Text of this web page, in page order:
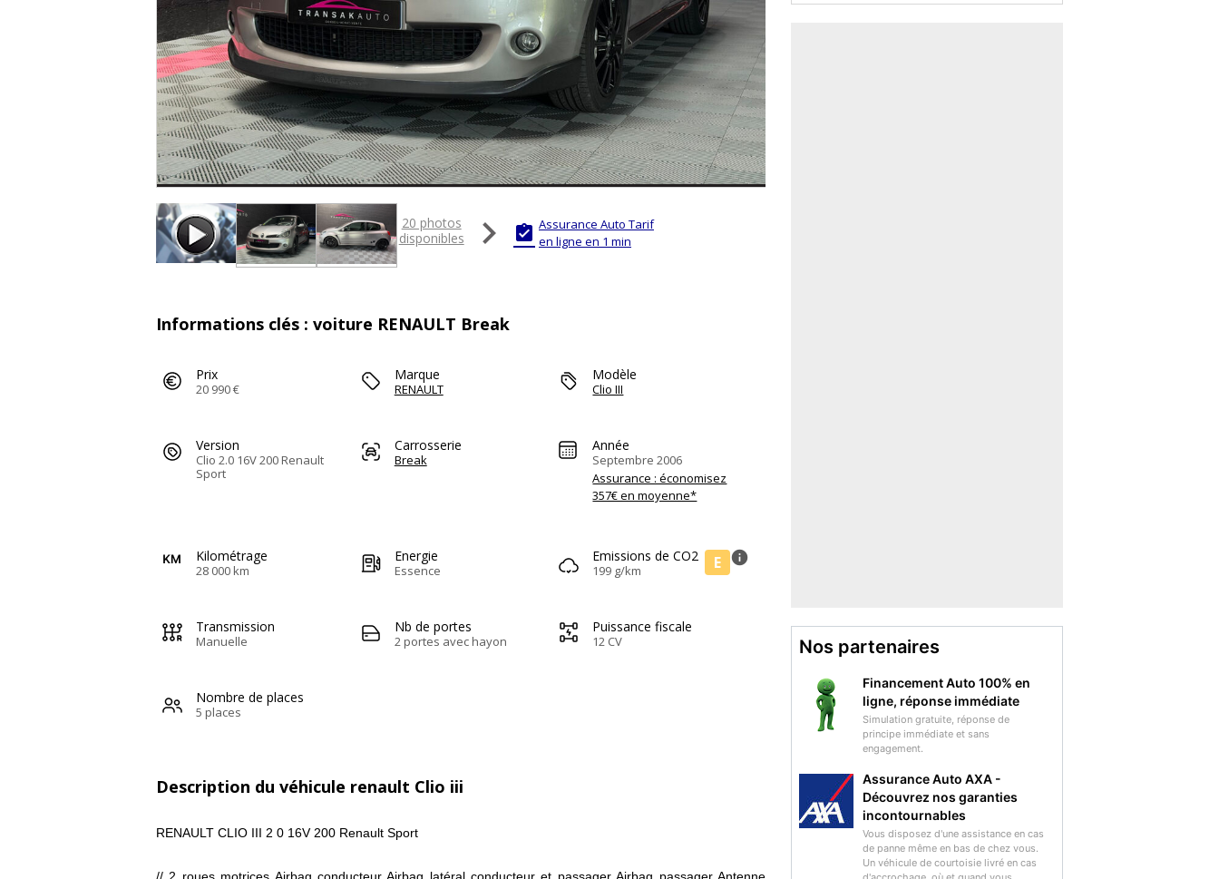
20 photos
disponibles
  Assurance Auto Tarif
en ligne en 1 min
Informations clés : voiture RENAULT Break
Prix
20 990 €
Marque
RENAULT
Modèle
Clio III
Version
Clio 2.0 16V 200 Renault
Sport
Carrosserie
Break
Année
Septembre 2006
Assurance : économisez
357€ en moyenne*
Kilométrage
28 000 km
Energie
Essence
Emissions de CO2
199 g/km E info
Transmission
Manuelle
Nb de portes
2 portes avec hayon
Puissance fiscale
12 CV
Nombre de places
5 places
Description du véhicule renault Clio iii
RENAULT CLIO III 2 0 16V 200 Renault Sport
// 2 roues motrices Airbag conducteur Airbag latéral conducteur et passager Airbag passager Antenne
Nos partenaires
Financement Auto 100% en
ligne, réponse immédiate
Simulation gratuite, réponse de
principe immédiate et sans
engagement.
Assurance Auto AXA -
Découvrez nos garanties
incontournables
Vous disposez d'une assistance en cas
de panne même en bas de chez vous.
Un véhicule de courtoisie livré en cas